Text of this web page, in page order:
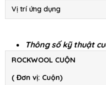
Vị trí ứng dụng
Thông số kỹ thuật
ROCKWOOL CUỘN
( Đơn vị: Cuộn)